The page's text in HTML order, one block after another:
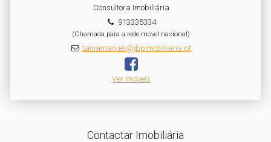
Consultora Imobiliária
913335334
(Chamada para a rede móvel nacional)
taniamanuel@jbpimobiliaria.pt
Ver Imóveis
Contactar Imobiliária